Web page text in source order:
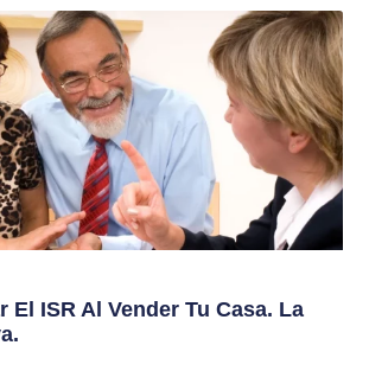
El ISR Al Vender Tu Casa. La